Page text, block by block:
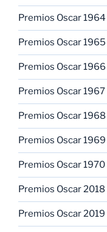
Premios Oscar
Premios Oscar
Premios Oscar
Premios Oscar
Premios Oscar
Premios Oscar
Premios Oscar
Premios Oscar
Premios Oscar